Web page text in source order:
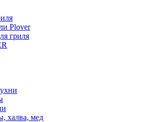
Plover
гриля
халва, мед